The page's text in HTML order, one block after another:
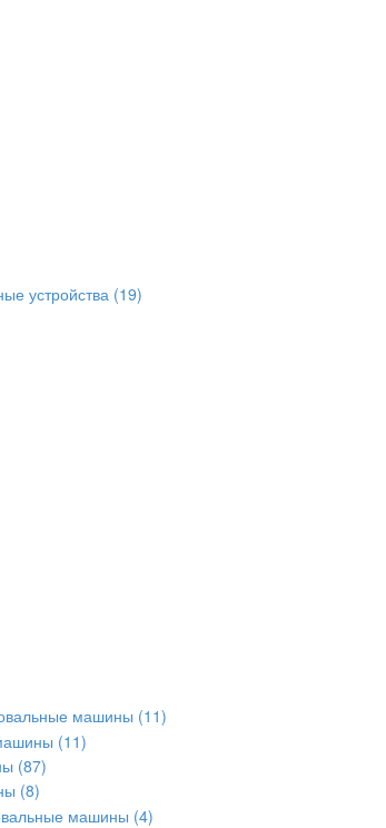
устройства (19)
машины (11)
(11)
(87)
(8)
машины (4)